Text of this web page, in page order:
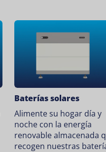
Baterías solares
Alimente su hogar día y
noche con la energía
renovable almacenada
recogen nuestras